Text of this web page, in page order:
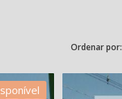
Ordenar por: